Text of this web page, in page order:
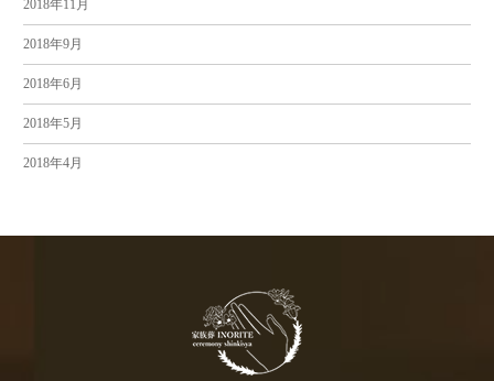
2018年11月
2018年9月
2018年6月
2018年5月
2018年4月